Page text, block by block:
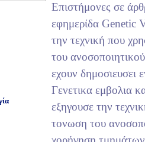
Επιστήμονες σε
εφημερίδα Genetic
την τεχνική που
του
εχουν δημοσιευσει
Γενετικα εμβολια
εξηγουσε την
τονωση του